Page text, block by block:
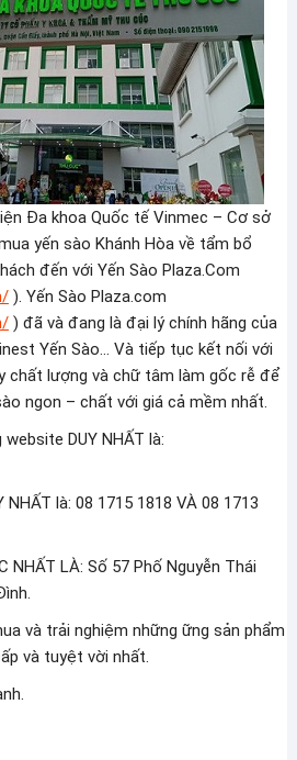
Đa khoa Quốc tế Vinmec – Cơ sở
yến sào Khánh Hòa về tẩm bổ
đến với Yến Sào Plaza.Com
). Yến Sào Plaza.com
) đã và đang là đại lý chính hãng của
Yến Sào… Và tiếp tục kết nối với
chất lượng và chữ tâm làm gốc rễ để
ngon – chất với giá cả mềm nhất.
DUY NHẤT là:
NHẤT là: 08 1715 1818 VÀ 08 1713
NHẤT LÀ: Số 57 Phố Nguyễn Thái
và trải nghiệm những ững sản phẩm
và tuyệt vời nhất.